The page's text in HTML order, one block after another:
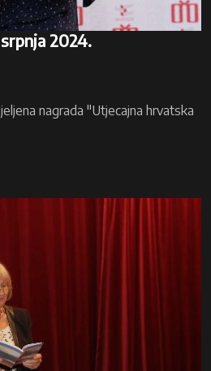
2024.
nagrada "Utjecajna hrvatska